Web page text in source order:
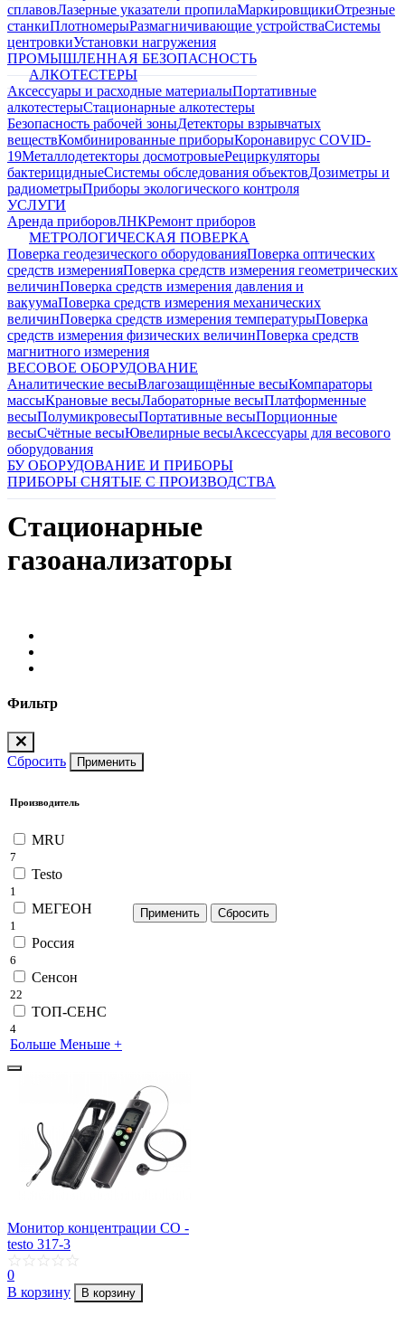
сплавовЛазерные указатели пропилаМаркировщикиОтрезные
станкиПлотномерыРазмагничивающие устройстваСистемы
центровкиУстановки нагружения
ПРОМЫШЛЕННАЯ БЕЗОПАСНОСТЬ
АЛКОТЕСТЕРЫ
Аксессуары и расходные материалыПортативные
алкотестерыСтационарные алкотестеры
Безопасность рабочей зоныДетекторы взрывчатых
веществКомбинированные приборыКоронавирус COVID-
19Металлодетекторы досмотровыеРециркуляторы
бактерицидныеСистемы обследования объектовДозиметры и
радиометрыПриборы экологического контроля
УСЛУГИ
Аренда приборовЛНКРемонт приборов
МЕТРОЛОГИЧЕСКАЯ ПОВЕРКА
Поверка геодезического оборудованияПоверка оптических
средств измеренияПоверка средств измерения геометрических
величинПоверка средств измерения давления и
вакуумаПоверка средств измерения механических
величинПоверка средств измерения температурыПоверка
средств измерения физических величинПоверка средств
магнитного измерения
ВЕСОВОЕ ОБОРУДОВАНИЕ
Аналитические весыВлагозащищённые весыКомпараторы
массыКрановые весыЛабораторные весыПлатформенные
весыПолумикровесыПортативные весыПорционные
весыСчётные весыЮвелирные весыАксессуары для весового
оборудования
БУ ОБОРУДОВАНИЕ И ПРИБОРЫ
ПРИБОРЫ СНЯТЫЕ С ПРОИЗВОДСТВА
Стационарные
газоанализаторы
Фильтр
Сбросить Применить
Производитель
MRU
7
Testo
1
МЕГЕОН
1
Россия
6
Сенсон
22
ТОП-СЕНС
4
Больше Меньше +
Монитор концентрации CO -
testo 317-3
0
В корзину
В корзину